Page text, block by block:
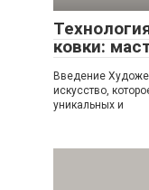
ковки:
Введение
искусство,
уникальных и